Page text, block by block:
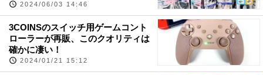
2024/06/03 14:46
3COINSのスイッチ用ゲームコント
ローラーが再販、このクオリティは
確かに凄い！
2024/01/21 15:12